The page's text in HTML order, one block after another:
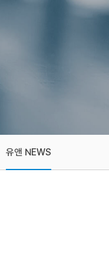
유앤 NEWS